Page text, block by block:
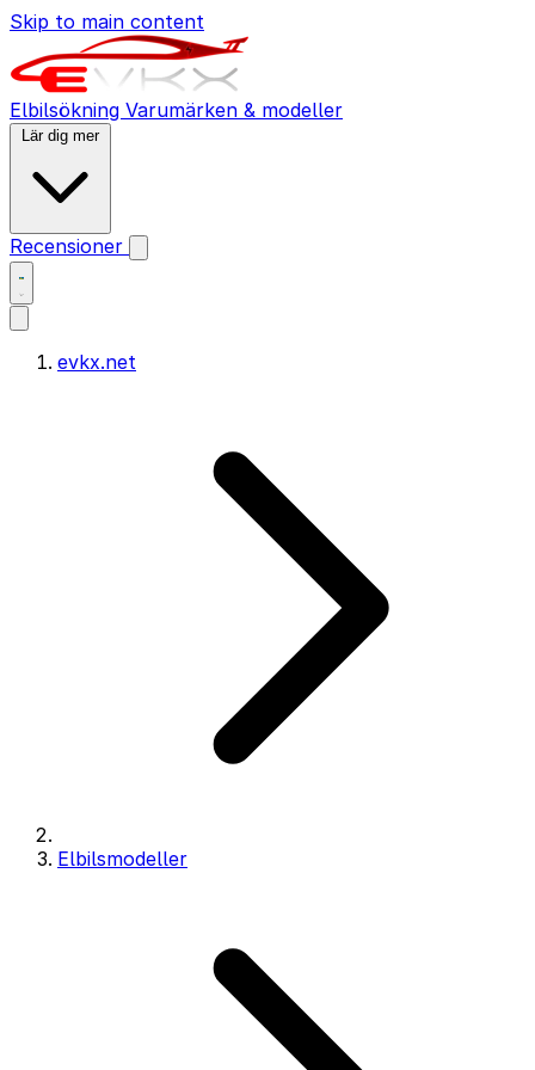
Skip to main content
Elbilsökning Varumärken & modeller
Lär dig mer
Recensioner
evkx.net
Elbilsmodeller